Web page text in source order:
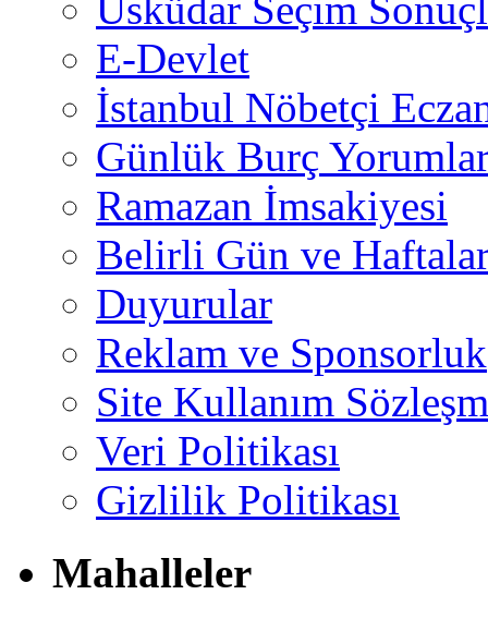
Üsküdar Seçim
E-Devlet
İstanbul Nöbetçi
Günlük Burç
Ramazan İmsakiyesi
Belirli Gün ve
Duyurular
Reklam ve Sponsorluk
Site Kullanım
Veri Politikası
Gizlilik Politikası
Mahalleler